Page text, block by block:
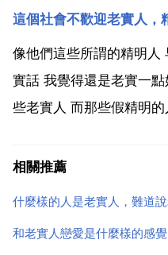
謝！朋友不在於多 而在
確吃虧 交的朋友肯定也
像他們這些所謂的精明人
實話 我覺得還是老實一
些老實人 而那些假精明
所謂圓滑精明的人 社會不
相關推薦
和老實人戀愛是什麼樣的感